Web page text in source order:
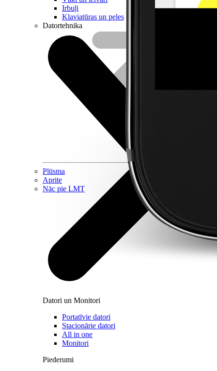
Plūsma
Aprite
Nāc pie LMT
Irbuļi
Klaviatūras un peles
Datortehnika
Datori un Monitori
Portatīvie datori
Stacionārie datori
All in one
Monitori
Piederumi